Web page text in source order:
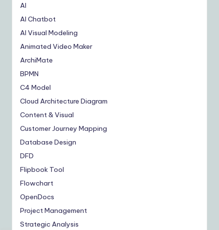
AI
AI Chatbot
AI Visual Modeling
Animated Video Maker
ArchiMate
BPMN
C4 Model
Cloud Architecture Diagram
Content & Visual
Customer Journey Mapping
Database Design
DFD
Flipbook Tool
Flowchart
OpenDocs
Project Management
Strategic Analysis